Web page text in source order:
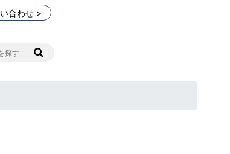
合わせ >